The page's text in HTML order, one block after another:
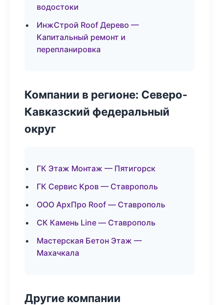
водостоки
ИнжСтрой Roof Дерево —
Капитальный ремонт и
перепланировка
Компании в регионе: Северо-
Кавказский федеральный
округ
ГК Этаж Монтаж — Пятигорск
ГК Сервис Кров — Ставрополь
ООО АрхПро Roof — Ставрополь
СК Камень Line — Ставрополь
Мастерская Бетон Этаж —
Махачкала
Другие компании